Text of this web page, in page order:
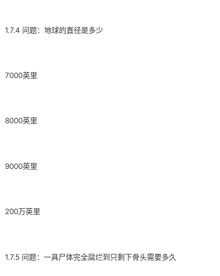
1.7.4 问题：地球的直径是多少
7000英里
8000英里
9000英里
200万英里
1.7.5 问题：一具尸体完全腐烂到只剩下骨头需要多久